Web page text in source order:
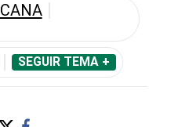
SEGUIR TEMA +